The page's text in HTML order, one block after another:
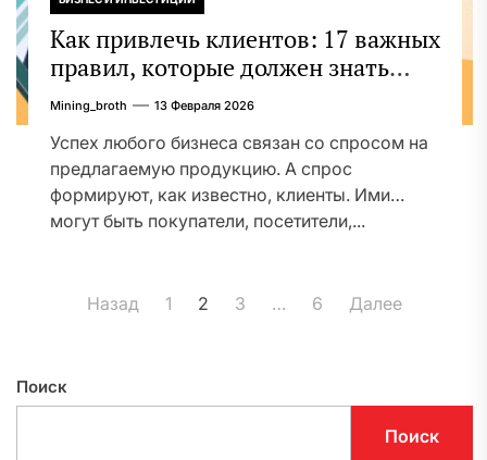
Как привлечь клиентов: 17 важных
правил, которые должен знать
каждый бизнесмен + описание
формата бизнеса B2B!
Mining_broth 13 Февраля 2026
Успех любого бизнеса связан со спросом на
предлагаемую продукцию. А спрос
формируют, как известно, клиенты. Ими
могут быть покупатели, посетители,...
Пагинация
Назад 1 2 3 … 6 Далее
Поиск
Поиск